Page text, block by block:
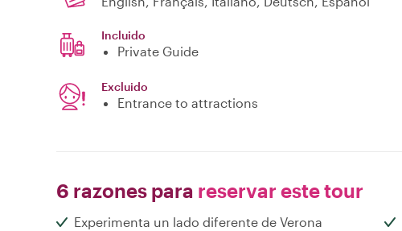
Incluido
Private Guide
Excluido
Entrance to attractions
6 razones para reservar este tour
Experimenta un lado diferente de Verona